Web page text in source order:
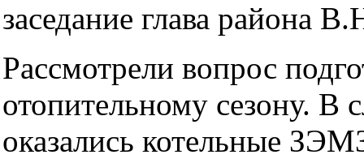
заседание глава района
Рассмотрели вопрос
отопительному сезону. В
оказались котельные